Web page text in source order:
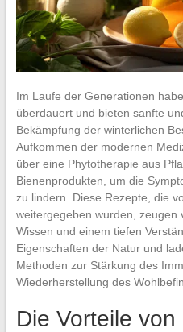
Im Laufe der Generationen
überdauert und bieten sanfte
Bekämpfung der winterlichen
Aufkommen der modernen
über eine Phytotherapie aus
Bienenprodukten, um die
zu lindern. Diese Rezepte, die
weitergegeben wurden, zeugen
Wissen und einem tiefen
Eigenschaften der Natur und
Methoden zur Stärkung des
Wiederherstellung des
Die Vorteile von